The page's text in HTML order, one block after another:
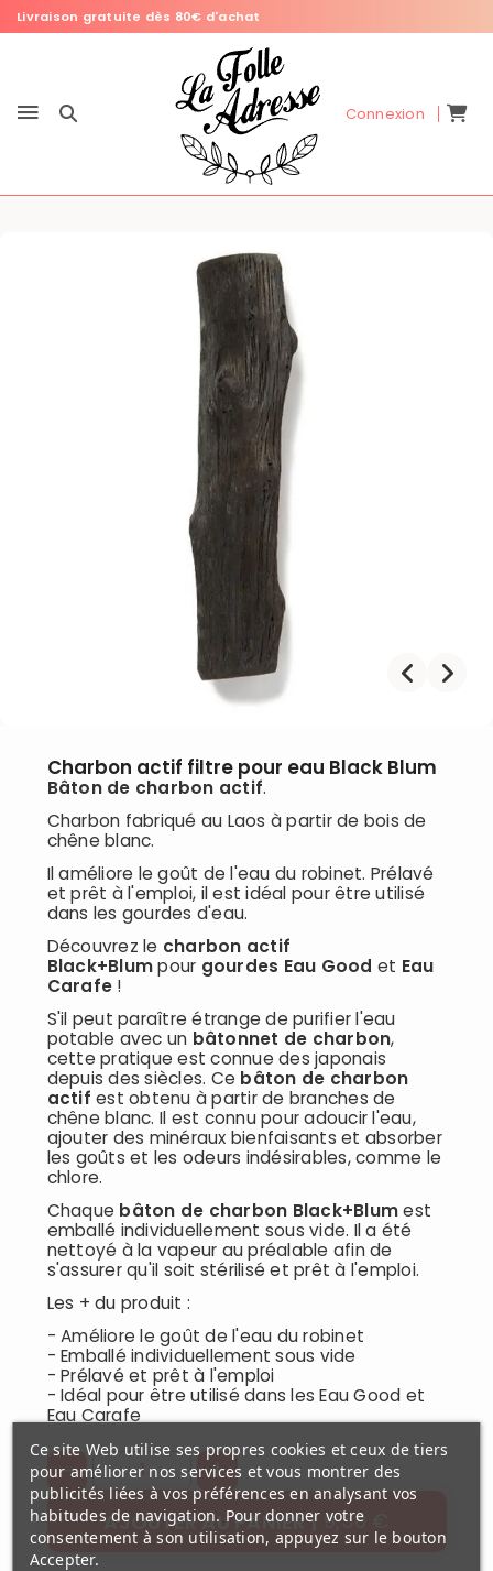
Livraison gratuite dès 80€ d'achat
Connexion
Charbon actif filtre pour eau Black Blum
Bâton de charbon actif.
Charbon fabriqué au Laos à partir de bois de
chêne blanc.
Il améliore le goût de l'eau du robinet. Prélavé
et prêt à l'emploi, il est idéal pour être utilisé
dans les gourdes d'eau.
Découvrez le charbon actif
Black+Blumpour gourdes Eau Good et Eau
Carafe !
S'il peut paraître étrange de purifier l'eau
potable avec un bâtonnet de charbon,
cette pratique est connue des japonais
depuis des siècles. Ce bâton de charbon
actif est obtenu à partir de branches de
chêne blanc. Il est connu pour adoucir l'eau,
ajouter des minéraux bienfaisants et absorber
les goûts et les odeurs indésirables, comme le
chlore.
Chaque bâton de charbon Black+Blumest
emballé individuellement sous vide. Il a été
nettoyé à la vapeur au préalable afin de
s'assurer qu'il soit stérilisé et prêt à l'emploi.
Les + du produit :
- Améliore le goût de l'eau du robinet
- Emballé individuellement sous vide
- Prélavé et prêt à l'emploi
- Idéal pour être utilisé dans les Eau Good et
Eau Carafe
9,50 €
AJOUTER AU PANIER
Ce site Web utilise ses propres cookies et ceux de tiers
pour améliorer nos services et vous montrer des
publicités liées à vos préférences en analysant vos
habitudes de navigation. Pour donner votre
consentement à son utilisation, appuyez sur le bouton
Accepter.